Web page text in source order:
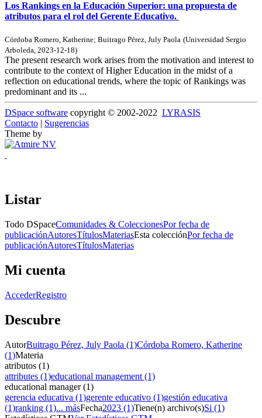
Los Rankings en la Educación Superior: una propuesta de
atributos para el rol del Gerente Educativo.
Córdoba Romero, Katherine; Buitrago Pérez, July Paola (Universidad Sergio
Arboleda, 2023-12-18)
The present research work arises from the motivation and interest to
contribute to the context of Higher Education in the midst of a
reflection on educational trends, where the topic of Rankings was
predominant and its ...
DSpace software copyright © 2002-2022 LYRASIS
Contacto | Sugerencias
Theme by
Listar
Todo DSpaceComunidades & ColeccionesPor fecha de
publicaciónAutoresTítulosMateriasEsta colecciónPor fecha de
publicaciónAutoresTítulosMaterias
Mi cuenta
AccederRegistro
Descubre
AutorBuitrago Pérez, July Paola (1)Córdoba Romero, Katherine
(1)Materia
atributos (1)
attributes (1)educational management (1)
educational manager (1)
gerencia educativa (1)gerente educativo (1)gestión educativa
(1)ranking (1)... másFecha2023 (1)Tiene(n) archivo(s)Si (1)